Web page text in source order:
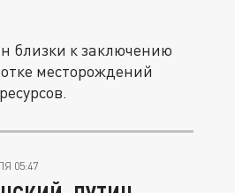
близки к заключению
месторождений
05:47